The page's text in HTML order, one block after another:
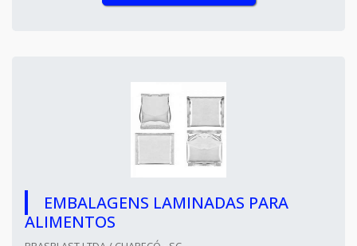
EMBALAGENS LAMINADAS PARA
ALIMENTOS